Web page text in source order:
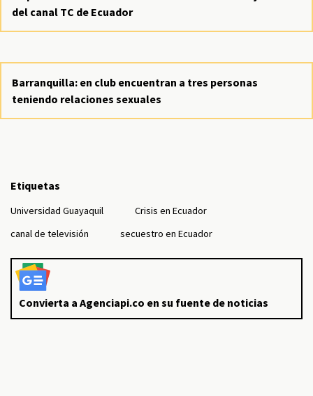
del canal TC de Ecuador
Barranquilla: en club encuentran a tres personas
teniendo relaciones sexuales
Etiquetas
Universidad Guayaquil
Crisis en Ecuador
canal de televisión
secuestro en Ecuador
Convierta a Agenciapi.co en su fuente de noticias